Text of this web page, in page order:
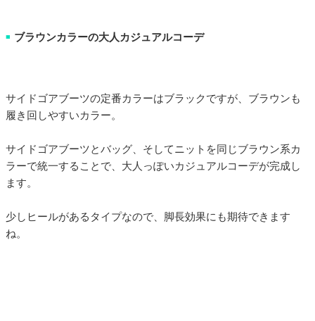
■ ブラウンカラーの大人カジュアルコーデ
サイドゴアブーツの定番カラーはブラックですが、ブラウンも
履き回しやすいカラー。
サイドゴアブーツとバッグ、そしてニットを同じブラウン系カ
ラーで統一することで、大人っぽいカジュアルコーデが完成し
ます。
少しヒールがあるタイプなので、脚長効果にも期待できます
ね。